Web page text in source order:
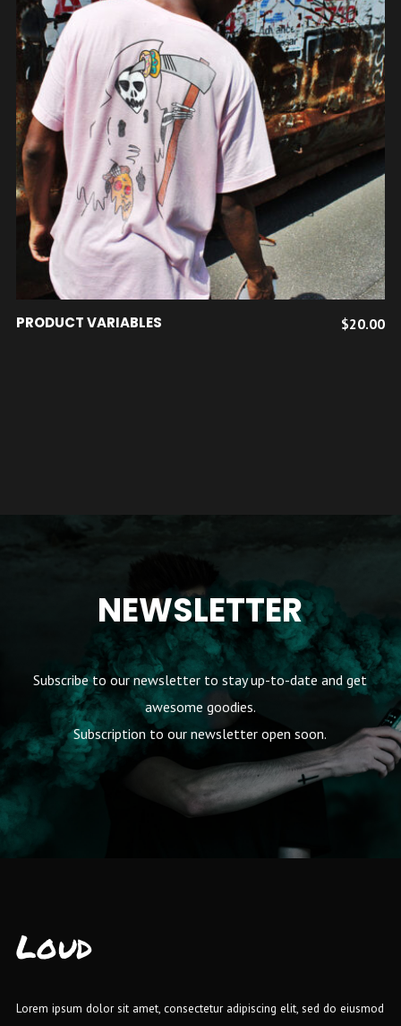
CHOIX DES OPTIONS
produit
PRODUCT VARIABLES $20.00
NEWSLETTER
Subscribe to our newsletter to stay up-to-date and get
awesome goodies.
Subscription to our newsletter open soon.
Loud
Lorem ipsum dolor sit amet, consectetur adipiscing elit, sed do eiusmod